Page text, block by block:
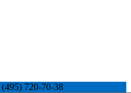
(495) 720-70-38